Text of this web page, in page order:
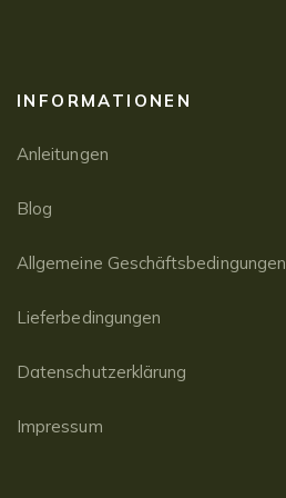
INFORMATIONEN
Anleitungen
Blog
Allgemeine Geschäftsbedingungen
Lieferbedingungen
Datenschutzerklärung
Impressum